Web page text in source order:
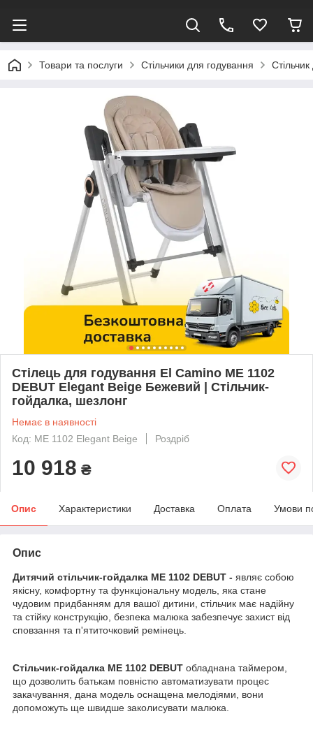
Товари та послуги Стільчики для годування
Стілець для годування El Camino ME 1102
DEBUT Elegant Beige Бежевий | Стільчик-
гойдалка, шезлонг
Немає в наявності
Код: ME 1102 Elegant Beige
Роздріб
10 918 ₴
Опис Характеристики Доставка Оплата Умови
Опис
Дитячий стільчик-гойдалка ME 1102 DEBUT - являє собою
якісну, комфортну та функціональну модель, яка стане
чудовим придбанням для вашої дитини, стільчик має надійну
та стійку конструкцію, безпека малюка забезпечує захист від
сповзання та п'ятиточковий ремінець.
Стільчик-гойдалка ME 1102 DEBUT обладнана таймером,
що дозволить батькам повністю автоматизувати процес
закачування, дана модель оснащена мелодіями, вони
допоможуть ще швидше заколисувати малюка.